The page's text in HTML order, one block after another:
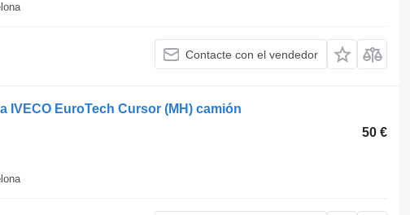
Contacte con el vendedor
IVECO EuroTech Cursor (MH) camión
50 €